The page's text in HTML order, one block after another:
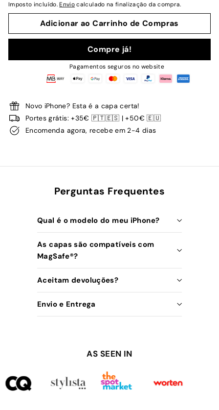
Imposto incluído.Enviocalculado na finalização da compra.
Adicionar ao Carrinho de Compras
Compre já!
Pagamentos seguros no website
Novo iPhone? Esta é a capa certa!
Portes grátis: +35€ 🇵🇹🇪🇸 | +50€ 🇪🇺
Encomenda agora, recebe em 2-4 dias
Perguntas Frequentes
Qual é o modelo do meu iPhone?
As capas são compatíveis com
MagSafe®️?
Aceitam devoluções?
Envio e Entrega
AS SEEN IN